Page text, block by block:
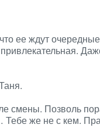
ее ждут
смены. Позволь
же не с кем.